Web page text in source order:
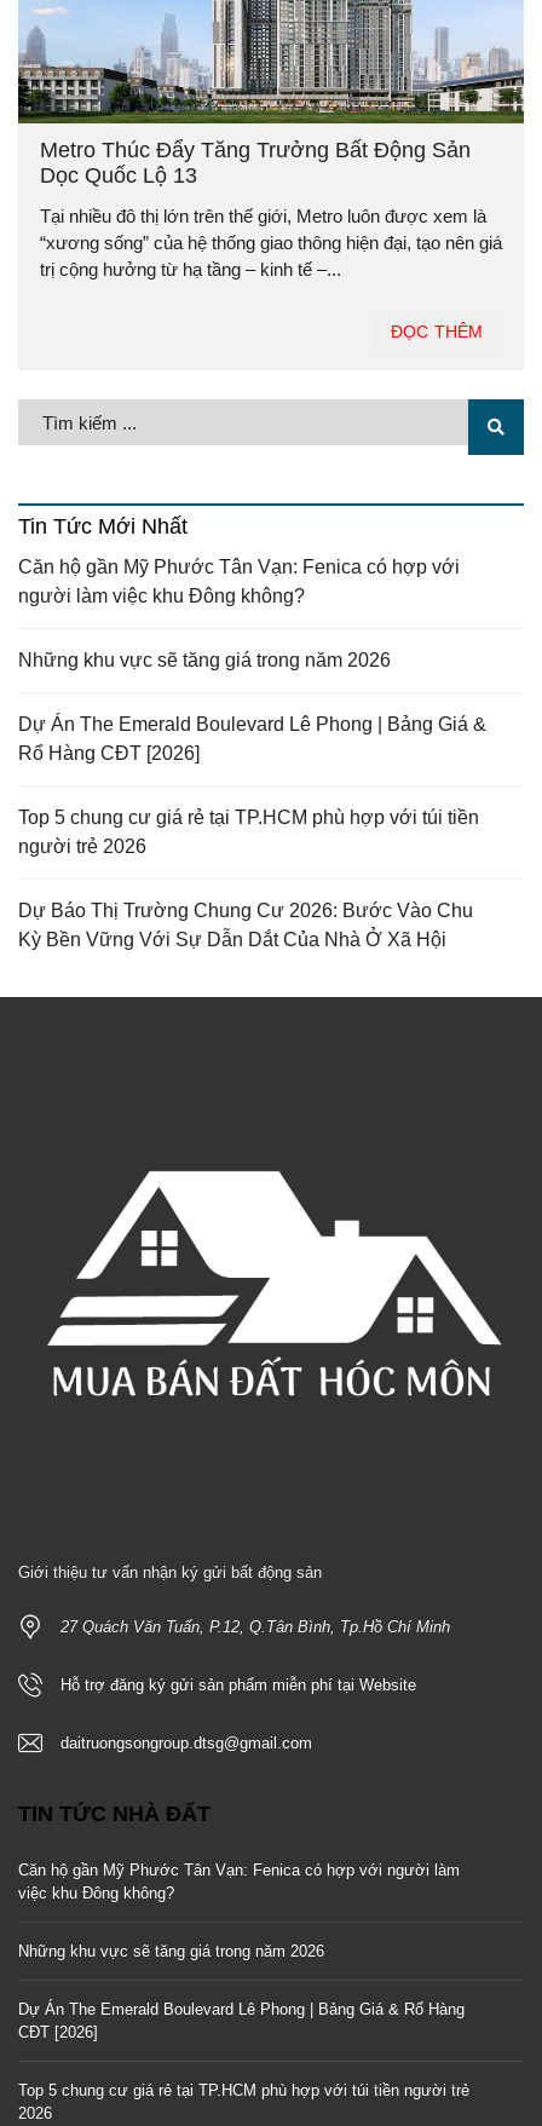
Metro Thúc Đẩy Tăng Trưởng Bất Động Sản
Dọc Quốc Lộ 13
Tại nhiều đô thị lớn trên thế giới, Metro luôn được xem là
“xương sống” của hệ thống giao thông hiện đại, tạo nên giá
trị cộng hưởng từ hạ tầng – kinh tế –...
ĐỌC THÊM
Tin Tức Mới Nhất
Căn hộ gần Mỹ Phước Tân Vạn: Fenica có hợp với
người làm việc khu Đông không?
Những khu vực sẽ tăng giá trong năm 2026
Dự Án The Emerald Boulevard Lê Phong | Bảng Giá &
Rổ Hàng CĐT [2026]
Top 5 chung cư giá rẻ tại TP.HCM phù hợp với túi tiền
người trẻ 2026
Dự Báo Thị Trường Chung Cư 2026: Bước Vào Chu
Kỳ Bền Vững Với Sự Dẫn Dắt Của Nhà Ở Xã Hội
Giới thiệu tư vấn nhận ký gửi bất động sản
27 Quách Văn Tuấn, P.12, Q.Tân Bình, Tp.Hồ Chí Minh
Hỗ trợ đăng ký gửi sản phẩm miễn phí tại Website
daitruongsongroup.dtsg@gmail.com
TIN TỨC NHÀ ĐẤT
Căn hộ gần Mỹ Phước Tân Vạn: Fenica có hợp với người làm
việc khu Đông không?
Những khu vực sẽ tăng giá trong năm 2026
Dự Án The Emerald Boulevard Lê Phong | Bảng Giá & Rổ Hàng
CĐT [2026]
Top 5 chung cư giá rẻ tại TP.HCM phù hợp với túi tiền người trẻ
2026